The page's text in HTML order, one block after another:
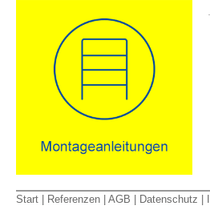
Start Referenzen AGB Datenschutz